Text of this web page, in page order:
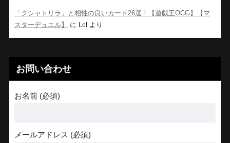
「クシャトリラ」と相性の良いカード26選！【遊戯王OCG】【マ
スターデュエル】
に Lcl より
お問い合わせ
お名前 (必須)
メールアドレス (必須)